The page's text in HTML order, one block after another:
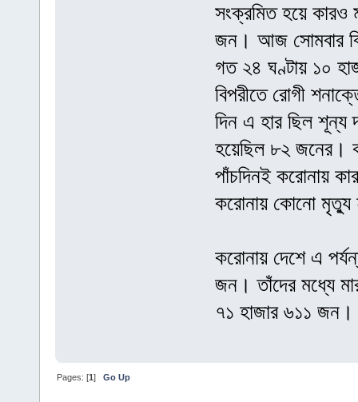
সংক্রমিত হয়ে
জন। আজ সোমবার
গত ২৪ ঘণ্টায় ১০
বিপরীতে রোগী
দিন এ হার ছিল
হয়েছিল ৮২ জনের।
পাঁচদিনই করোনায়
করোনায় কোনো মৃত্যু
করোনায় দেশে এ
জন। তাঁদের মধ্যে
৭১ হাজার ৬১১
Pages: [1]Go Up